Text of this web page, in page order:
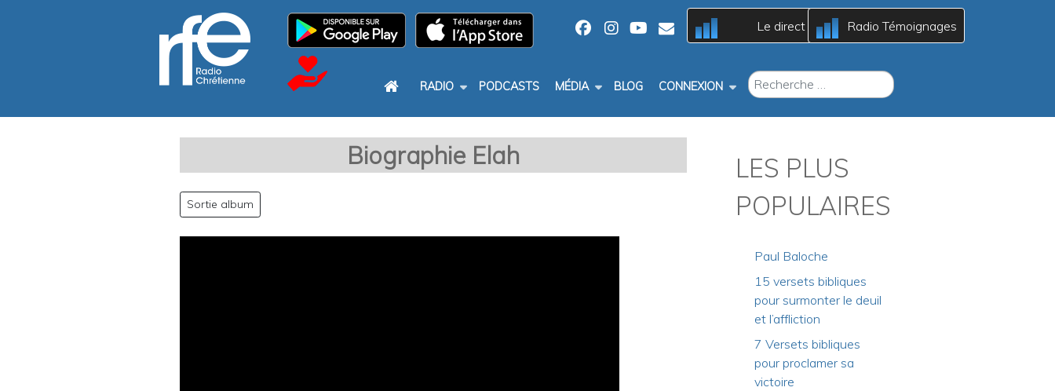
A
B
c
Le direct
A
B
c
Radio Témoignages
RADIO PODCASTS MÉDIA BLOG CONNEXION
RECHERCHER
Biographie Elah
Sortie album
LES PLUS
POPULAIRES
Paul Baloche
15 versets bibliques
pour surmonter le deuil
et l’affliction
7 Versets bibliques
pour proclamer sa
victoire